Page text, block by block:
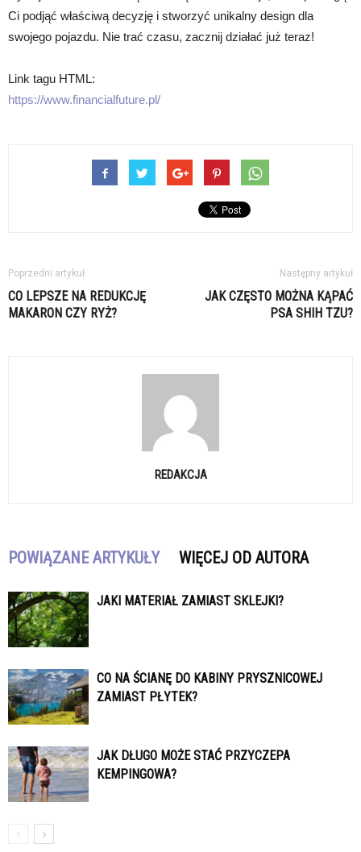
Ci podjąć właściwą decyzję i stworzyć unikalny design dla
swojego pojazdu. Nie trać czasu, zacznij działać już teraz!
Link tagu HTML:
https://www.financialfuture.pl/
Poprzedni artykuł
CO LEPSZE NA REDUKCJĘ
MAKARON CZY RYŻ?
Następny artykuł
JAK CZĘSTO MOŻNA KĄPAĆ
PSA SHIH TZU?
REDAKCJA
POWIĄZANE ARTYKUŁY WIĘCEJ OD AUTORA
JAKI MATERIAŁ ZAMIAST SKLEJKI?
CO NA ŚCIANĘ DO KABINY PRYSZNICOWEJ
ZAMIAST PŁYTEK?
JAK DŁUGO MOŻE STAĆ PRZYCZEPA
KEMPINGOWA?